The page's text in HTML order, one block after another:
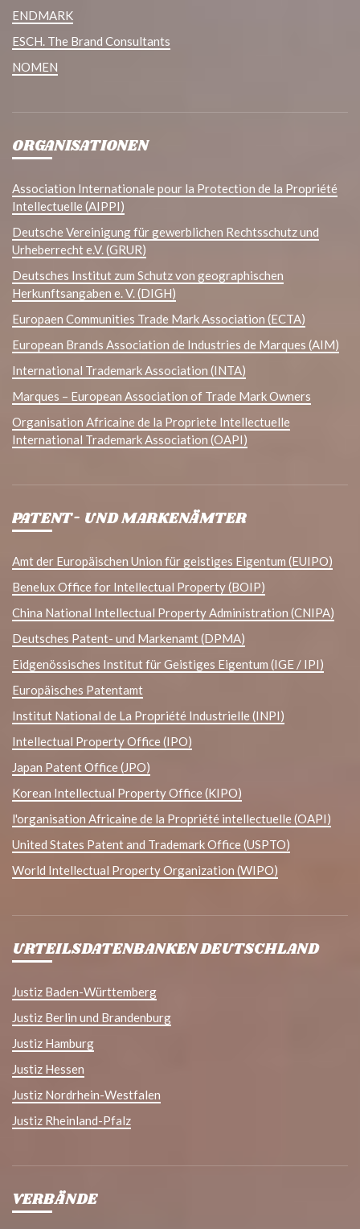
ENDMARK
ESCH. The Brand Consultants
NOMEN
ORGANISATIONEN
Association Internationale pour la Protection de la Propriété
Intellectuelle (AIPPI)
Deutsche Vereinigung für gewerblichen Rechtsschutz und
Urheberrecht e.V. (GRUR)
Deutsches Institut zum Schutz von geographischen
Herkunftsangaben e. V. (DIGH)
Europaen Communities Trade Mark Association (ECTA)
European Brands Association de Industries de Marques (AIM)
International Trademark Association (INTA)
Marques – European Association of Trade Mark Owners
Organisation Africaine de la Propriete Intellectuelle
International Trademark Association (OAPI)
PATENT- UND MARKENÄMTER
Amt der Europäischen Union für geistiges Eigentum (EUIPO)
Benelux Office for Intellectual Property (BOIP)
China National Intellectual Property Administration (CNIPA)
Deutsches Patent- und Markenamt (DPMA)
Eidgenössisches Institut für Geistiges Eigentum (IGE / IPI)
Europäisches Patentamt
Institut National de La Propriété Industrielle (INPI)
Intellectual Property Office (IPO)
Japan Patent Office (JPO)
Korean Intellectual Property Office (KIPO)
l'organisation Africaine de la Propriété intellectuelle (OAPI)
United States Patent and Trademark Office (USPTO)
World Intellectual Property Organization (WIPO)
URTEILSDATENBANKEN DEUTSCHLAND
Justiz Baden-Württemberg
Justiz Berlin und Brandenburg
Justiz Hamburg
Justiz Hessen
Justiz Nordrhein-Westfalen
Justiz Rheinland-Pfalz
VERBÄNDE